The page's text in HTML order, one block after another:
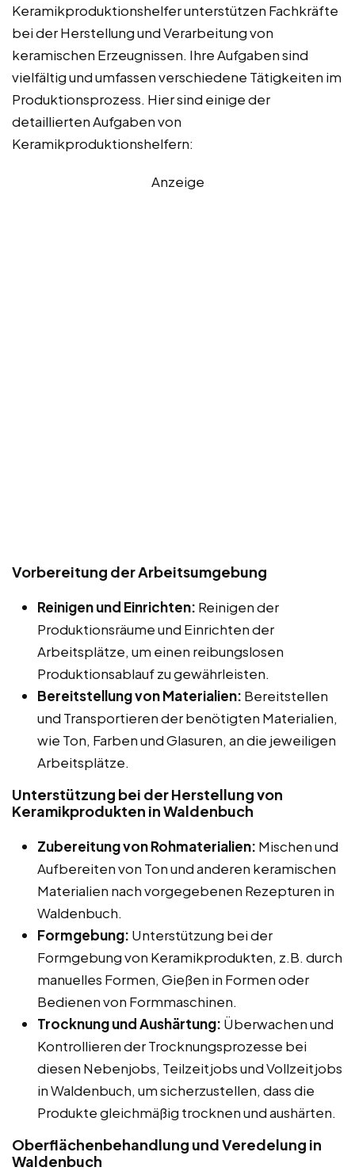
Keramikproduktionshelfer unterstützen Fachkräfte
bei der Herstellung und Verarbeitung von
keramischen Erzeugnissen. Ihre Aufgaben sind
vielfältig und umfassen verschiedene Tätigkeiten im
Produktionsprozess. Hier sind einige der
detaillierten Aufgaben von
Keramikproduktionshelfern:
Anzeige
Vorbereitung der Arbeitsumgebung
Reinigen und Einrichten: Reinigen der
Produktionsräume und Einrichten der
Arbeitsplätze, um einen reibungslosen
Produktionsablauf zu gewährleisten.
Bereitstellung von Materialien: Bereitstellen
und Transportieren der benötigten Materialien,
wie Ton, Farben und Glasuren, an die jeweiligen
Arbeitsplätze.
Unterstützung bei der Herstellung von
Keramikprodukten in Waldenbuch
Zubereitung von Rohmaterialien: Mischen und
Aufbereiten von Ton und anderen keramischen
Materialien nach vorgegebenen Rezepturen in
Waldenbuch.
Formgebung: Unterstützung bei der
Formgebung von Keramikprodukten, z.B. durch
manuelles Formen, Gießen in Formen oder
Bedienen von Formmaschinen.
Trocknung und Aushärtung: Überwachen und
Kontrollieren der Trocknungsprozesse bei
diesen Nebenjobs, Teilzeitjobs und Vollzeitjobs
in Waldenbuch, um sicherzustellen, dass die
Produkte gleichmäßig trocknen und aushärten.
Oberflächenbehandlung und Veredelung in
Waldenbuch